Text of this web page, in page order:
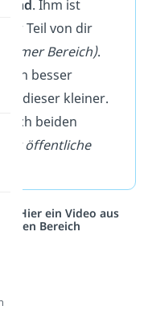
. Ihm ist
Teil von dir
Bereich).
besser
dieser kleiner.
beiden
(der öffentliche
Hier ein Video aus
Bereich